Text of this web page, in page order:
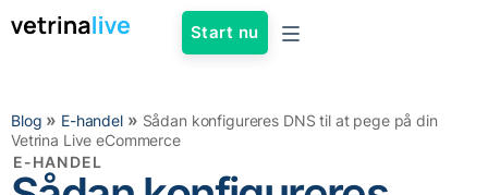
Start nu
Blog » E-handel» Sådan konfigureres DNS til at pege på din
Vetrina Live eCommerce
E-HANDEL